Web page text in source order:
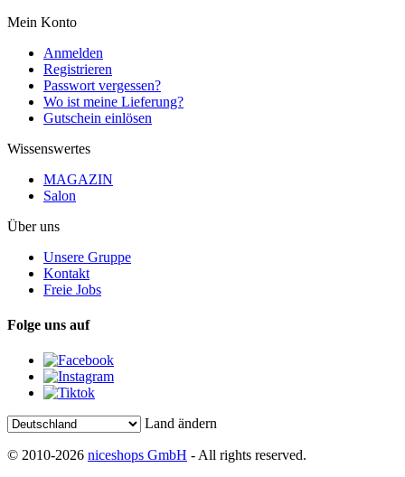
Mein Konto
Anmelden
Registrieren
Passwort vergessen?
Wo ist meine Lieferung?
Gutschein einlösen
Wissenswertes
MAGAZIN
Salon
Über uns
Unsere Gruppe
Kontakt
Freie Jobs
Folge uns auf
Land ändern
© 2010-2026 niceshops GmbH - All rights reserved.